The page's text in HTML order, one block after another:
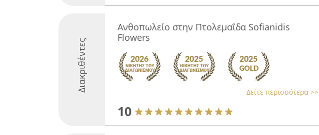
Διακριθέντες
Ανθοπωλείο στην Πτολεμαΐδα Sofianidis
Flowers
Δείτε περισσότερα >>
10